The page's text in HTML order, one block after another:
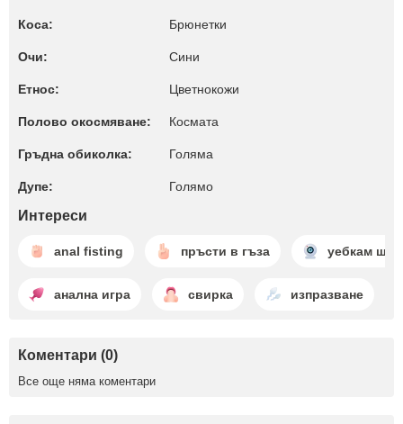
Коса: Брюнетки
Очи: Сини
Етнос: Цветнокожи
Полово окосмяване: Космата
Гръдна обиколка: Голяма
Дупе: Голямо
Интереси
anal fisting пръсти в гъза уебкам шоу
анална игра свирка изпразване
Коментари (0)
Все още няма коментари